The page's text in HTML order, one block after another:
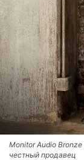
Monitor Audio Bronze
честный продавец